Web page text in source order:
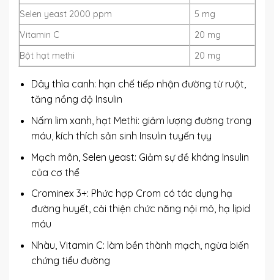
Selen yeast 2000 ppm
5 mg
Vitamin C
20 mg
Bột hạt methi
20 mg
Dây thìa canh: hạn chế tiếp nhận đường từ ruột,
tăng nồng độ Insulin
Nấm lim xanh, hạt Methi: giảm lượng đường trong
máu, kích thích sản sinh Insulin tuyến tụy
Mạch môn, Selen yeast: Giảm sự đề kháng Insulin
của cơ thể
Crominex 3+: Phức hợp Crom có tác dụng hạ
đường huyết, cải thiện chức năng nội mô, hạ lipid
máu
Nhàu, Vitamin C: làm bền thành mạch, ngừa biến
chứng tiểu đường